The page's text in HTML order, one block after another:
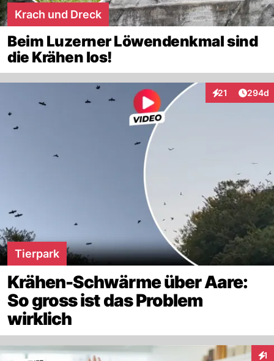
Krach und Dreck
Beim Luzerner Löwendenkmal sind
die Krähen los!
21
Interaktionen
294d
Tierpark
Krähen-Schwärme über Aare:
So gross ist das Problem
wirklich
1